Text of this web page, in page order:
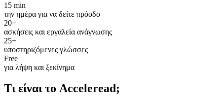
15 min
την ημέρα για να δείτε πρόοδο
20+
ασκήσεις και εργαλεία ανάγνωσης
25+
υποστηριζόμενες γλώσσες
Free
για λήψη και ξεκίνημα
Τι είναι το Acceleread;